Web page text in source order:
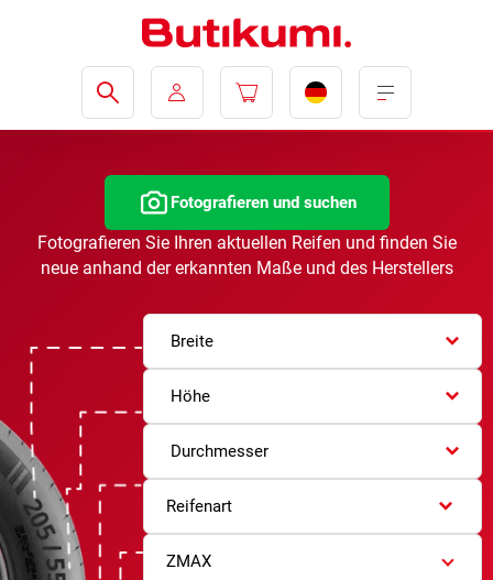
Fotografieren und suchen
Fotografieren Sie Ihren aktuellen Reifen und finden Sie
neue anhand der erkannten Maße und des Herstellers
Breite
Höhe
Durchmesser
Reifenart
ZMAX